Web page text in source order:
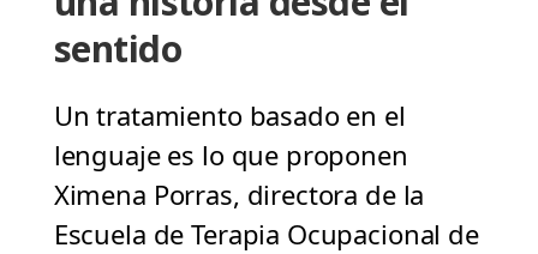
sentido
Un tratamiento basado en el
lenguaje es lo que proponen
Ximena Porras, directora de la
Escuela de Terapia Ocupacional de